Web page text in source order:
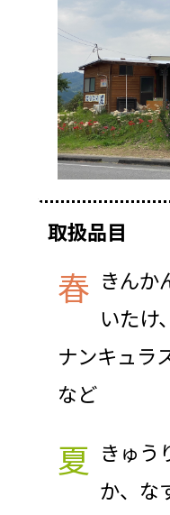
取扱品目
春 きんか
いたけ
ナンキュラ
など
夏 きゅう
か、な